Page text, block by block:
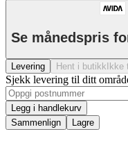
Se månedspris
Levering Hent i butikk
Sjekk levering til ditt
Legg i handlekurv
Sammenlign
Lagre